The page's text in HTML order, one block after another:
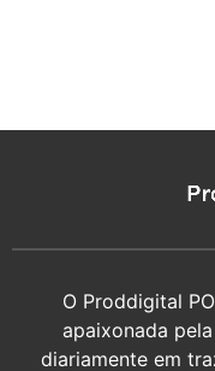
O Proddigital
apaixonada
diariamente em